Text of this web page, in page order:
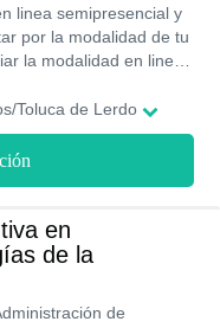
linea semipresencial y
por la modalidad de tu
la modalidad en linea
contaras con
bibliotecas, areas
hacer de tu
demanda esta
adquiridos en
Toluca de Lerdo
en
de la
de